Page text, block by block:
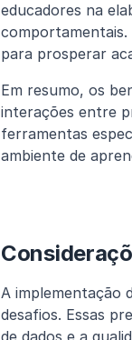
educadores na
comportamentais.
para prosperar
Em resumo, os
interações entre
ferramentas
ambiente de
A implementação
desafios. Essas
de dados e a